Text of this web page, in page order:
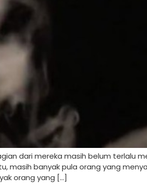
dari mereka masih belum terlalu
masih banyak pula orang yang
orang yang […]